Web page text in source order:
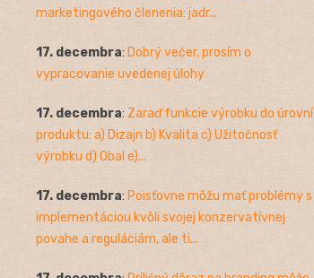
marketingového členenia: jadr...
17. decembra: Dobrý večer, prosím o
vypracovanie uvedenej úlohy
17. decembra: Zaraď funkcie výrobku do úrovní
produktu: a) Dizajn b) Kvalita c) Užitočnosť
výrobku d) Obal e)...
17. decembra: Poisťovne môžu mať problémy s
implementáciou kvôli svojej konzervatívnej
povahe a reguláciám, ale ti...